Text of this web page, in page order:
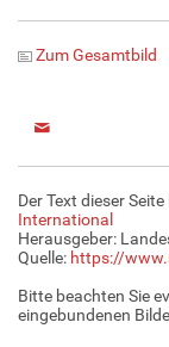
Zum Gesamtbild
Der Text dieser
International
Herausgeber:
Quelle: https://
Bitte beachten Sie
eingebundenen